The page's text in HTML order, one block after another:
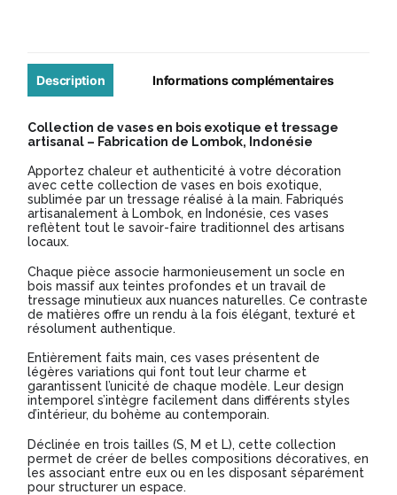
et
naturelle
Description Informations complémentaires
Collection de vases en bois exotique et tressage
artisanal – Fabrication de Lombok, Indonésie
Apportez chaleur et authenticité à votre décoration
avec cette collection de vases en bois exotique,
sublimée par un tressage réalisé à la main. Fabriqués
artisanalement à Lombok, en Indonésie, ces vases
reflètent tout le savoir-faire traditionnel des artisans
locaux.
Chaque pièce associe harmonieusement un socle en
bois massif aux teintes profondes et un travail de
tressage minutieux aux nuances naturelles. Ce contraste
de matières offre un rendu à la fois élégant, texturé et
résolument authentique.
Entièrement faits main, ces vases présentent de
légères variations qui font tout leur charme et
garantissent l’unicité de chaque modèle. Leur design
intemporel s’intègre facilement dans différents styles
d’intérieur, du bohème au contemporain.
Déclinée en trois tailles (S, M et L), cette collection
permet de créer de belles compositions décoratives, en
les associant entre eux ou en les disposant séparément
pour structurer un espace.